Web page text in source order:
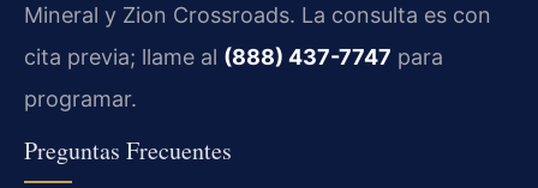
Mineral y Zion Crossroads. La consulta es con
cita previa; llame al (888) 437-7747 para
programar.
Preguntas Frecuentes